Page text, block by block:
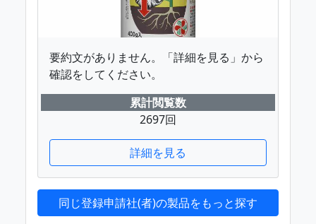
要約文がありません。「詳細を見る」から
確認をしてください。
累計閲覧数
2697回
詳細を見る
同じ登録申請社(者)の製品をもっと探す